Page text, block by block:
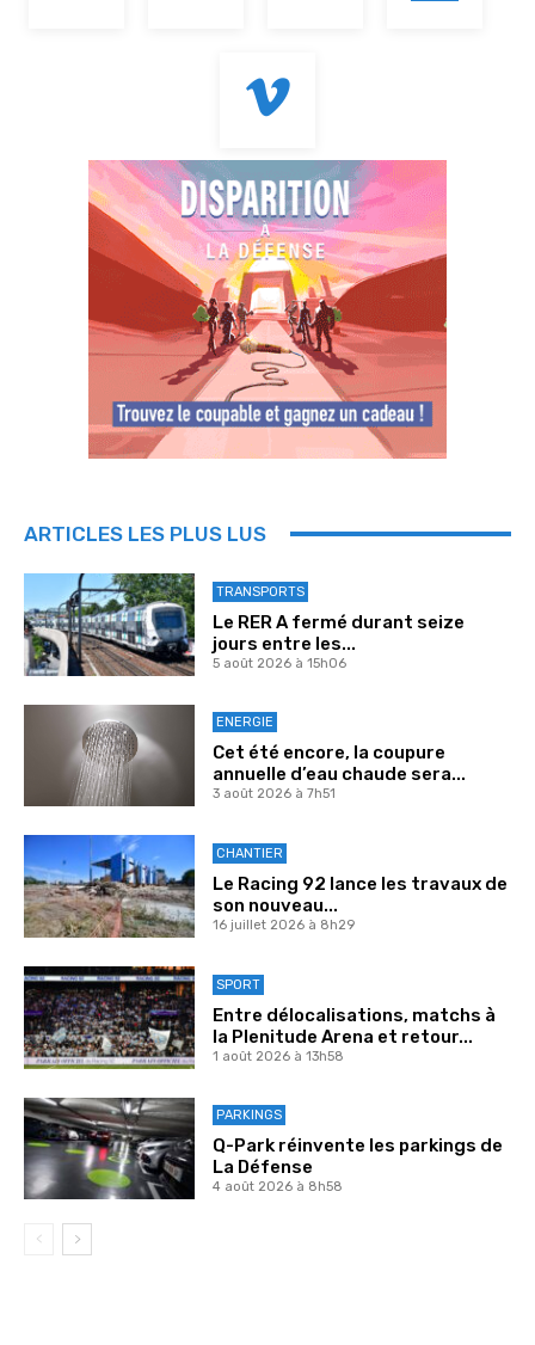
ARTICLES LES PLUS LUS
TRANSPORTS
Le RER A fermé durant seize
jours entre les...
5 août 2026 à 15h06
ENERGIE
Cet été encore, la coupure
annuelle d’eau chaude sera...
3 août 2026 à 7h51
CHANTIER
Le Racing 92 lance les travaux de
son nouveau...
16 juillet 2026 à 8h29
SPORT
Entre délocalisations, matchs à
la Plenitude Arena et retour...
1 août 2026 à 13h58
PARKINGS
Q-Park réinvente les parkings de
La Défense
4 août 2026 à 8h58